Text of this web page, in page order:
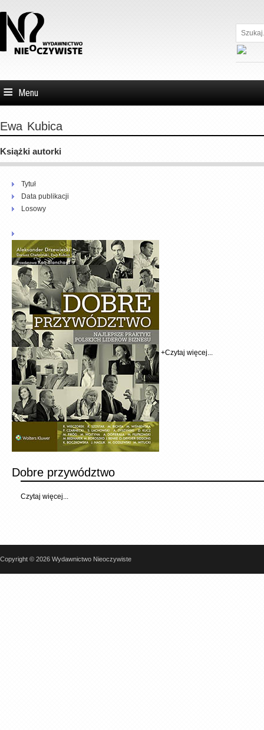
Szukaj...
Menu
Ewa Kubica
Książki autorki
Tytuł
Data publikacji
Losowy
+Czytaj więcej...
Dobre przywództwo
Czytaj więcej...
Copyright © 2026 Wydawnictwo Nieoczywiste